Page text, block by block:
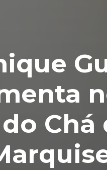
Chá